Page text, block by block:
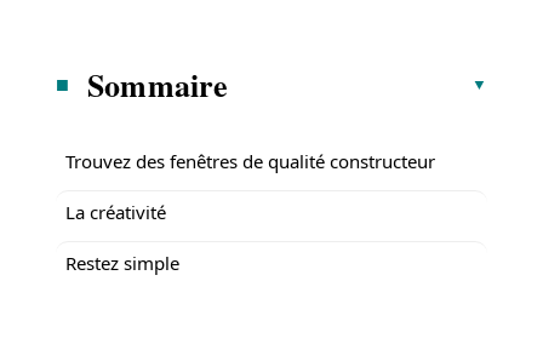
Sommaire
Trouvez des fenêtres de qualité constructeur
La créativité
Restez simple